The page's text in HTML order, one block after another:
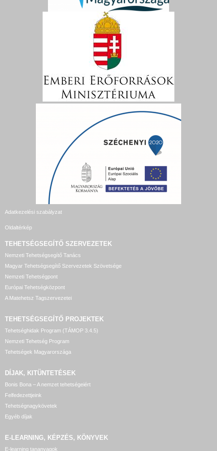
Adatkezelési szabályzat
Oldaltérkép
TEHETSÉGSEGÍTŐ SZERVEZETEK
Nemzeti Tehetségsegítő Tanács
Magyar Tehetségsegítő Szervezetek Szövetsége
Nemzeti Tehetségpont
Európai Tehetségközpont
A Matehetsz Tagszervezetei
TEHETSÉGSEGÍTŐ PROJEKTEK
Tehetséghidak Program (TÁMOP 3.4.5)
Nemzeti Tehetség Program
Tehetségek Magyarországa
DÍJAK, KITÜNTETÉSEK
Bonis Bona – A nemzet tehetségeiért
Felfedezettjeink
Tehetségnagykövetek
Egyéb díjak
E-LEARNING, KÉPZÉS, KÖNYVEK
E-learning tananyagok